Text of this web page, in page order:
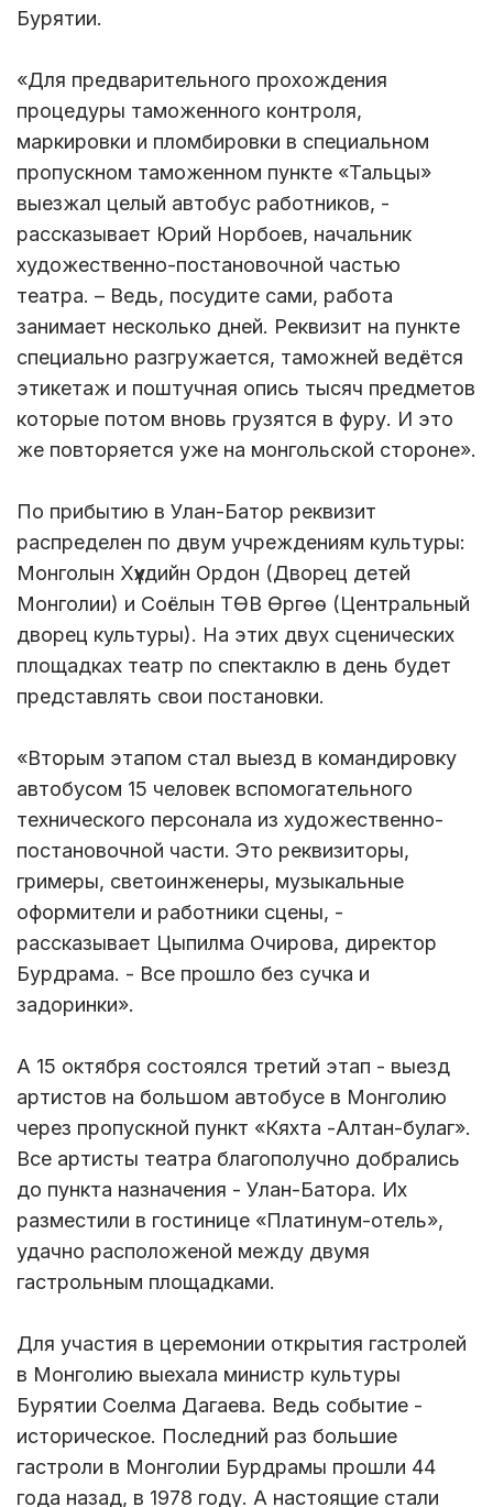
Бурятии.
«Для предварительного прохождения
процедуры таможенного контроля,
маркировки и пломбировки в специальном
пропускном таможенном пункте «Тальцы»
выезжал целый автобус работников, -
рассказывает Юрий Норбоев, начальник
художественно-постановочной частью
театра. – Ведь, посудите сами, работа
занимает несколько дней. Реквизит на пункте
специально разгружается, таможней ведётся
этикетаж и поштучная опись тысяч предметов
которые потом вновь грузятся в фуру. И это
же повторяется уже на монгольской стороне».
По прибытию в Улан-Батор реквизит
распределен по двум учреждениям культуры:
Монголын Хүүхдийн Ордон (Дворец детей
Монголии) и Соёлын ТӨВ Өргөө (Центральный
дворец культуры). На этих двух сценических
площадках театр по спектаклю в день будет
представлять свои постановки.
«Вторым этапом стал выезд в командировку
автобусом 15 человек вспомогательного
технического персонала из художественно-
постановочной части. Это реквизиторы,
гримеры, светоинженеры, музыкальные
оформители и работники сцены, -
рассказывает Цыпилма Очирова, директор
Бурдрама. - Все прошло без сучка и
задоринки».
А 15 октября состоялся третий этап - выезд
артистов на большом автобусе в Монголию
через пропускной пункт «Кяхта -Алтан-булаг».
Все артисты театра благополучно добрались
до пункта назначения - Улан-Батора. Их
разместили в гостинице «Платинум-отель»,
удачно расположеной между двумя
гастрольным площадками.
Для участия в церемонии открытия гастролей
в Монголию выехала министр культуры
Бурятии Соелма Дагаева. Ведь событие -
историческое. Последний раз большие
гастроли в Монголии Бурдрамы прошли 44
года назад, в 1978 году. А настоящие стали